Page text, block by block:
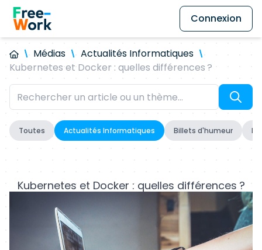
Connexion
Médias
Actualités Informatiques
Kubernetes et Docker : quelles différences ?
Toutes Actualités Informatiques Billets d'humeur
Kubernetes et Docker : quelles différences ?